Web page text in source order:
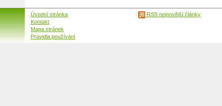
Úvodní stránka
Kontakt
Mapa stránek
Pravidla používání
RSS nejnovější články